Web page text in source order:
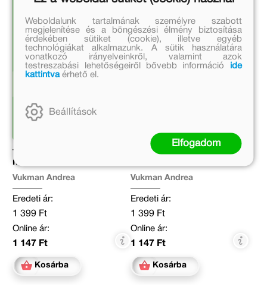
Trükkös talányok –
miniLÜK
Vukman Andrea
Eredeti ár:
1 399 Ft
Online ár:
1 147 Ft
Kosárba
Trükkös talányok –
Vukman Andrea
Eredeti ár:
1 399 Ft
Online ár:
1 147 Ft
Kosárba
Weboldalunk tartalmának személyre szabott
megjelenítése és a böngészési élmény biztosítása
érdekében sütiket (cookie), illetve egyéb
technológiákat alkalmazunk. A sütik használatára
vonatkozó irányelveinkről, valamint azok
testreszabási lehetőségeiről bővebb információ
ide
kattintvaérhető el.
Beállítások
Elfogadom